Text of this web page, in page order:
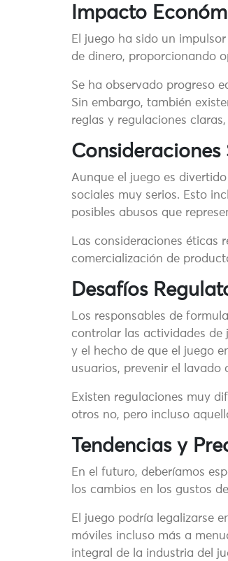
Impacto
El juego ha sido un
de dinero, proporcionando
Se ha observado progreso
Sin embargo, también
reglas y regulaciones
Consideraciones
Aunque el juego es
sociales muy serios. Esto
posibles abusos que
Las consideraciones éticas
comercialización de
Desafíos
Los responsables de
controlar las actividades de
y el hecho de que el juego
usuarios, prevenir el lavado
Existen regulaciones muy
otros no, pero incluso
Tendencias y
En el futuro, deberíamos
los cambios en los gustos
El juego podría legalizarse
móviles incluso más a
integral de la industria del